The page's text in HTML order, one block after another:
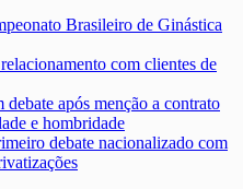
Brasileiro de Ginástica
com clientes de
após menção a contrato
e hombridade
debate nacionalizado com